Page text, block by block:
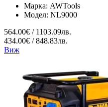
Марка: AWTools
Модел: NL9000
564.00€ / 1103.09лв.
434.00€ / 848.83лв.
Виж